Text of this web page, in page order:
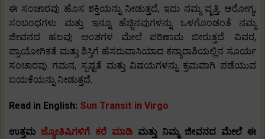
ಈ ಸಂಚಾರವು ಹೊಸ ಶಕ್ತಿಯನ್ನು ನೀಡುತ್ತದೆ, ಇದು ನಮ್ಮ ವೃತ್ತಿ, ಆರೋಗ್ಯ,
ಸಂಬಂಧಗಳು ಮತ್ತು ಇನ್ನೂ ಹೆಚ್ಚಿನವುಗಳನ್ನು ಒಳಗೊಂಡಂತೆ ನಮ್ಮ
ಜೀವನದ ಹಲವು ಅಂಶಗಳ ಮೇಲೆ ಪರಿಣಾಮ ಬೀರುತ್ತದೆ. ವಿವರ,
ಪ್ರಾಯೋಗಿಕತೆ ಮತ್ತು ಶಿಸ್ತಿಗೆ ಹೆಸರುವಾಸಿಯಾದ ಕನ್ಯಾರಾಶಿಯಲ್ಲಿನ ಸೂರ್ಯ
ಸಂಚಾರವು ಗಮನ, ಸ್ಪಷ್ಟತೆ ಮತ್ತು ವಿಷಯಗಳನ್ನು ಕ್ರಮವಾಗಿ ಪಡೆಯುವ
ಬಯಕೆಯನ್ನು ನೀಡುತ್ತದೆ.
Read in English: Sun Transit in Virgo
ಉತ್ತಮ ಜ್ಯೋತಿಷಿಗಳಿಗೆ ಕರೆ ಮಾಡಿ ಮತ್ತು ನಿಮ್ಮ ಜೀವನದ ಮೇಲೆ ಈ